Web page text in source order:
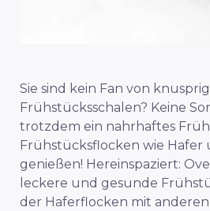
Sie sind kein Fan von
Frühstücksschalen? Keine
trotzdem ein nahrhaftes
Frühstücksflocken wie Hafer
genießen! Hereinspaziert:
leckere und gesunde
der Haferflocken mit